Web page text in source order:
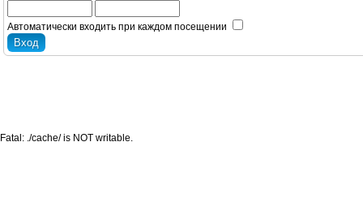
Автоматически входить при каждом посещении
Fatal: ./cache/ is NOT writable.